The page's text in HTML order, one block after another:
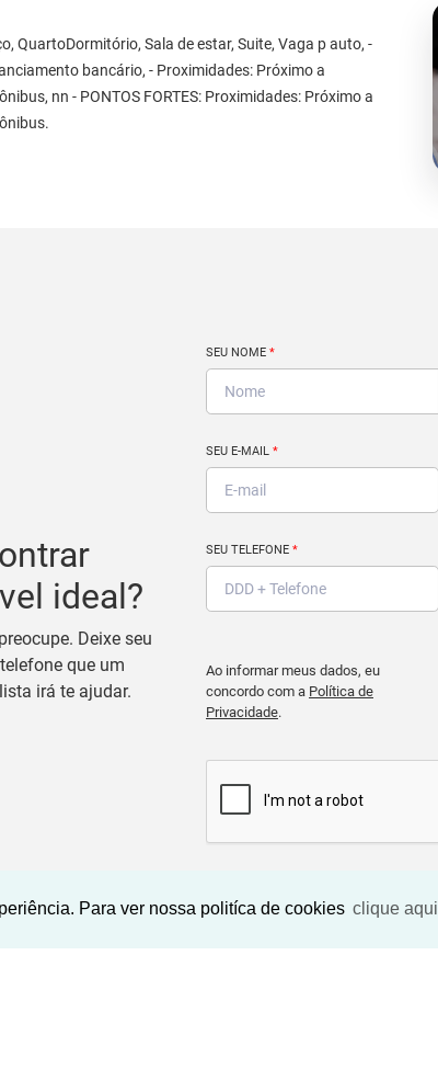
Para ver nossa politíca de cookies clique aqui
QuartoDormitório, Sala de estar, Suite, Vaga p auto, -
bancário, - Proximidades: Próximo a
nn - PONTOS FORTES: Proximidades: Próximo a
ideal?
Deixe seu
que um
irá te ajudar.
SEU NOME *
SEU E-MAIL *
SEU TELEFONE *
Ao informar meus dados, eu
concordo com a Política de
Privacidade.